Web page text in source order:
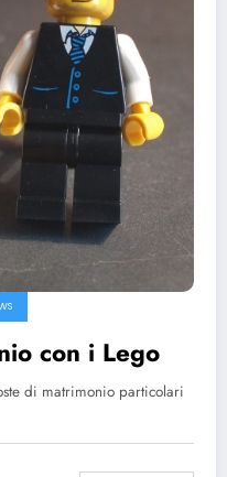
con i Lego
di matrimonio particolari